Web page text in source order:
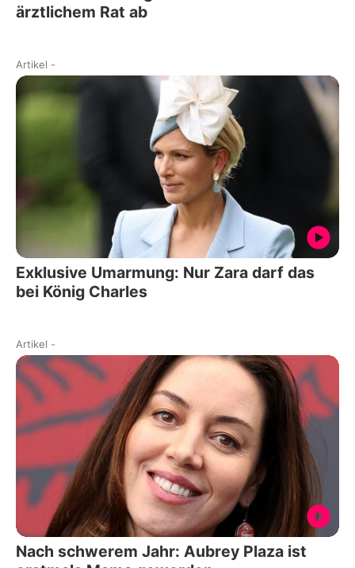
ärztlichem Rat ab
Artikel -
Exklusive Umarmung: Nur Zara darf das
bei König Charles
Artikel -
Nach schwerem Jahr: Aubrey Plaza ist